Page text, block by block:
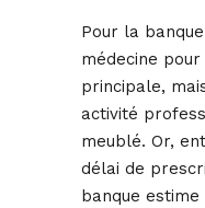
Pour la
médecine
principale,
activité
meublé. Or,
délai de
banque